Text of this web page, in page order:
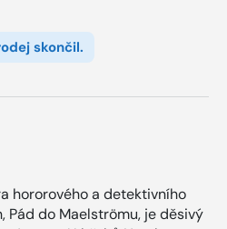
skončil.
hororového a detektivního
Pád do Maelströmu, je děsivý